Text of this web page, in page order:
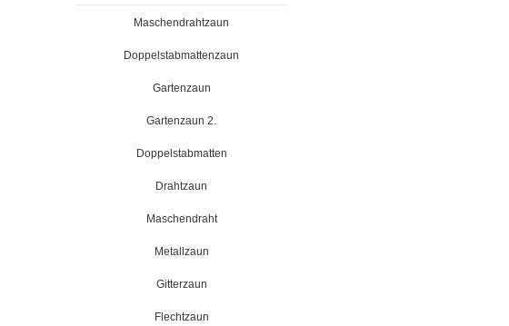
Maschendrahtzaun
Doppelstabmattenzaun
Gartenzaun
Gartenzaun 2.
Doppelstabmatten
Drahtzaun
Maschendraht
Metallzaun
Gitterzaun
Flechtzaun